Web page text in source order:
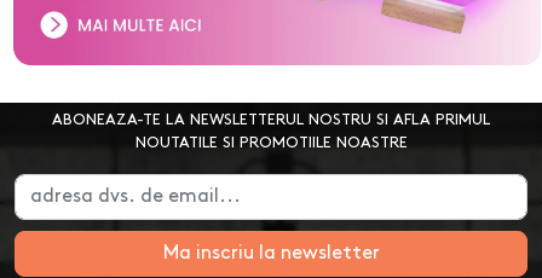
ABONEAZA-TE LA NEWSLETTERUL NOSTRU SI AFLA PRIMUL
NOUTATILE SI PROMOTIILE NOASTRE
Ma inscriu la newsletter